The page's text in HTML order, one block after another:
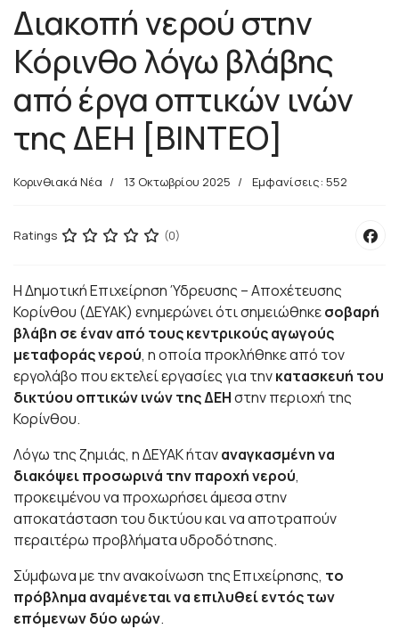
Διακοπή νερού στην
Κόρινθο λόγω βλάβης
από έργα οπτικών ινών
της ΔΕΗ [ΒΙΝΤΕΟ]
Κορινθιακά Νέα 13 Οκτωβρίου 2025 Εμφανίσεις: 552
Ratings (0)
Η Δημοτική Επιχείρηση Ύδρευσης – Αποχέτευσης
Κορίνθου (ΔΕΥΑΚ) ενημερώνει ότι σημειώθηκεσοβαρή
βλάβη σε έναν από τους κεντρικούς αγωγούς
μεταφοράς νερού, η οποία προκλήθηκε από τον
εργολάβο που εκτελεί εργασίες για τηνκατασκευή του
δικτύου οπτικών ινών της ΔΕΗστην περιοχή της
Κορίνθου.
Λόγω της ζημιάς, η ΔΕΥΑΚ ήταναναγκασμένη να
διακόψει προσωρινά την παροχή νερού,
προκειμένου να προχωρήσει άμεσα στην
αποκατάσταση του δικτύου και να αποτραπούν
περαιτέρω προβλήματα υδροδότησης.
Σύμφωνα με την ανακοίνωση της Επιχείρησης, το
πρόβλημα αναμένεται να επιλυθεί εντός των
επόμενων δύο ωρών.